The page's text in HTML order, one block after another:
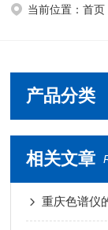
当前位置：首页
产品分类
相关文章
重庆色谱仪